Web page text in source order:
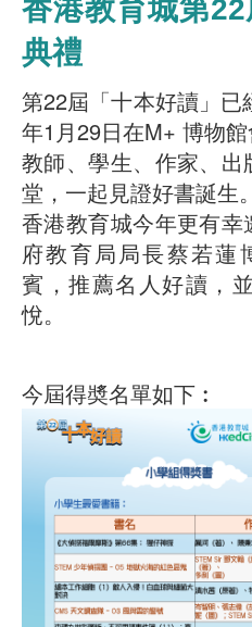
香港教育城第
典禮
第22屆「十本好讀」
年1月29日在M+ 博物
教師、學生、作家、
堂，一起見證好書誕生。
香港教育城今年更有
府教育局局長蔡若蓮
賓，推薦名人好讀，
悅。
今屆得奬名單如下︰